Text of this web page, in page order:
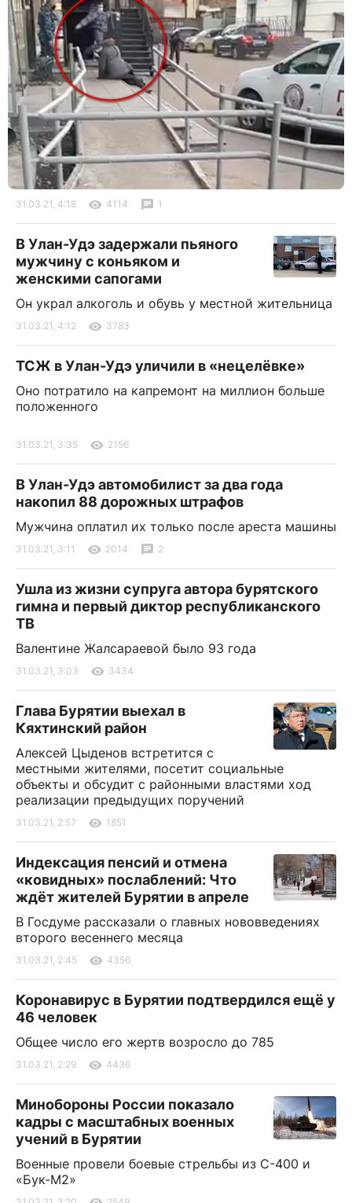
31.03.21, 4:18 4114 1
В Улан-Удэ задержали пьяного
мужчину с коньяком и
женскими сапогами
Он украл алкоголь и обувь у местной жительница
31.03.21, 4:12 3783
ТСЖ в Улан-Удэ уличили в «нецелёвке»
Оно потратило на капремонт на миллион больше
положенного
31.03.21, 3:35 2156
В Улан-Удэ автомобилист за два года
накопил 88 дорожных штрафов
Мужчина оплатил их только после ареста машины
31.03.21, 3:11 2014 2
Ушла из жизни супруга автора бурятского
гимна и первый диктор республиканского
ТВ
Валентине Жалсараевой было 93 года
31.03.21, 3:03 3434
Глава Бурятии выехал в
Кяхтинский район
Алексей Цыденов встретится с
местными жителями, посетит социальные
объекты и обсудит с районными властями ход
реализации предыдущих поручений
31.03.21, 2:57 1851
Индексация пенсий и отмена
«ковидных» послаблений: Что
ждёт жителей Бурятии в апреле
В Госдуме рассказали о главных нововведениях
второго весеннего месяца
31.03.21, 2:45 4356
Коронавирус в Бурятии подтвердился ещё у
46 человек
Общее число его жертв возросло до 785
31.03.21, 2:29 4436
Минобороны России показало
кадры с масштабных военных
учений в Бурятии
Военные провели боевые стрельбы из С-400 и
«Бук-М2»